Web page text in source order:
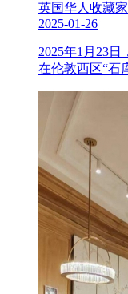
英国华人收藏
2025-01-26
2025年1月23
在伦敦西区“石